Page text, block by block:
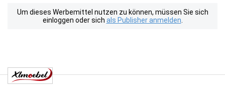
Um dieses Werbemittel nutzen zu können, müssen Sie sich
einloggen oder sich als Publisher anmelden